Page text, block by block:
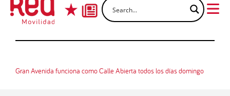
Gran Avenida funciona como Calle Abierta todos los días domingo